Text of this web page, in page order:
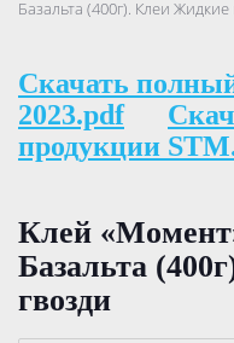
Базальта (400г). Клеи Жидкие
Скачать
2023.pdf
продукции
Клей
Базальта
гвозди